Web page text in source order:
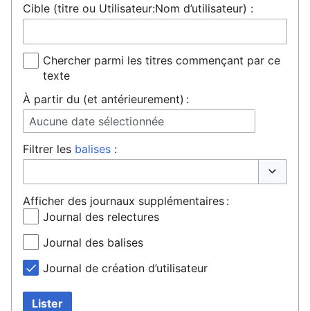
Cible (titre ou Utilisateur:Nom d’utilisateur) :
Chercher parmi les titres commençant par ce
texte
À partir du (et antérieurement) :
Aucune date sélectionnée
Filtrer les balises :
Afficher des journaux supplémentaires :
Journal des relectures
Journal des balises
Journal de création d’utilisateur
Lister